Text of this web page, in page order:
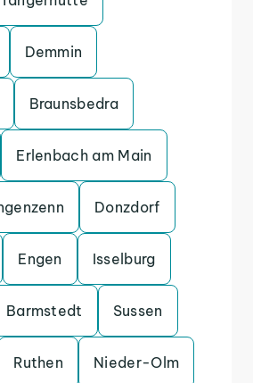
Demmin
Braunsbedra
Erlenbach am Main
Donzdorf
Engen Isselburg
Barmstedt Sussen
Ruthen Nieder-Olm